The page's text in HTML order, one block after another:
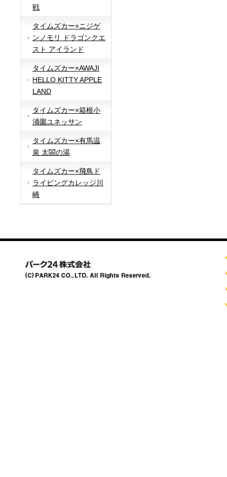
戦
タイムズカー×ニジゲ
ンノモリ ドラゴンクエ
スト アイランド
タイムズカー×AWAJI
HELLO KITTY APPLE
LAND
タイムズカー×箱根小
涌園ユネッサン
タイムズカー×有馬温
泉 太閤の湯
タイムズカー×飛鳥ド
ライビングカレッジ川
崎